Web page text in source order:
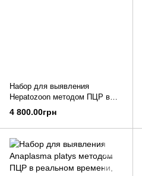
Набор для выявления
Hepatozoon методом ПЦР в
реальном времени, уп. 8 шт.
4 800.00грн